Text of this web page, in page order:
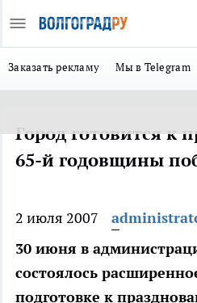
Заказать рекламу Мы в Telegram
Город готовится к
65-й годовщины
2 июля 2007
30 июня в
состоялось
подготовке к